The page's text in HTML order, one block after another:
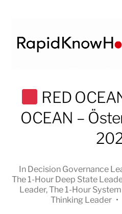
RapidKnowHow
DECISION
RED
OCEAN –
In Decision Governance
The 1-Hour Deep State
Leader,The 1-Hour
Thinking Leader •